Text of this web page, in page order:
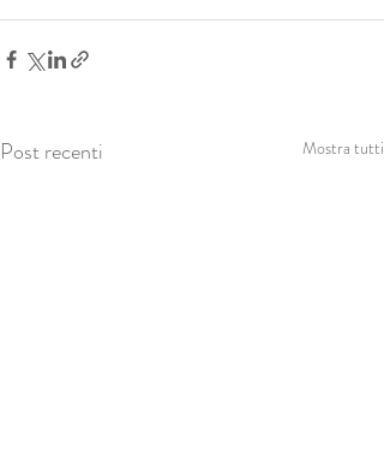
Post recenti Mostra tutti